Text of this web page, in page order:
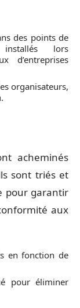
des points de
lors
d’entreprises
organisateurs,
acheminés
sont triés et
pour garantir
aux
en fonction de
pour éliminer